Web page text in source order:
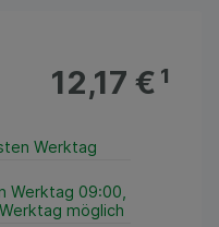
12,17 €¹
Werktag
Werktag 09:00,
möglich